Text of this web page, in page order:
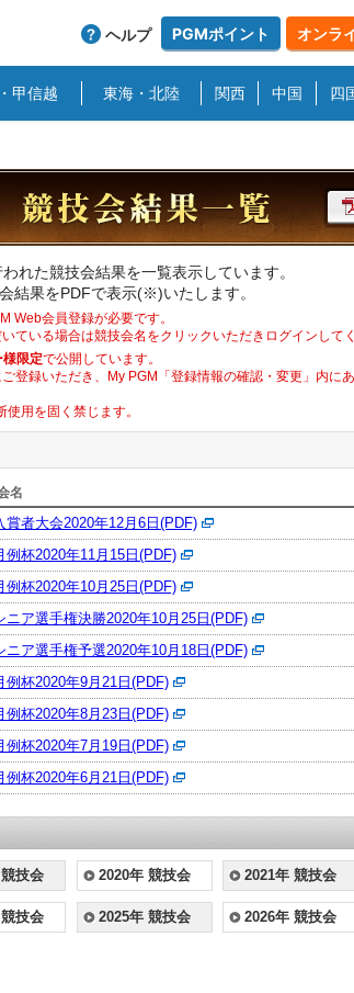
ヘルプ PGMポイント オンラ
甲信越 東海・北陸 関西 中国 四
われた競技会結果を一覧表示しています。
結果をPDFで表示(※)いたします。
Web会員登録が必要です。
ている場合は競技会名をクリックいただきログインしてく
様限定で公開しています。
登録いただき、My PGM「登録情報の確認・変更」内に
用を固く禁じます。
名
賞者大会2020年12月6日(PDF)
例杯2020年11月15日(PDF)
例杯2020年10月25日(PDF)
ニア選手権決勝2020年10月25日(PDF)
ニア選手権予選2020年10月18日(PDF)
例杯2020年9月21日(PDF)
例杯2020年8月23日(PDF)
例杯2020年7月19日(PDF)
例杯2020年6月21日(PDF)
技会 2020年 競技会 2021年 競技会
技会 2025年 競技会 2026年 競技会